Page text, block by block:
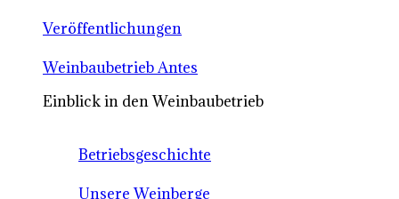
Veröffentlichungen
Weinbaubetrieb Antes
Einblick in den Weinbaubetrieb
Betriebsgeschichte
Unsere Weinberge